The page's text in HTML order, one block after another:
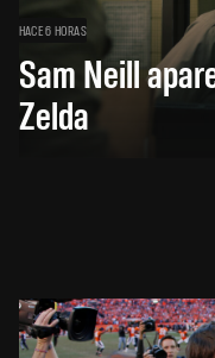
HACE 6 HORAS
Sam Neill
Zelda